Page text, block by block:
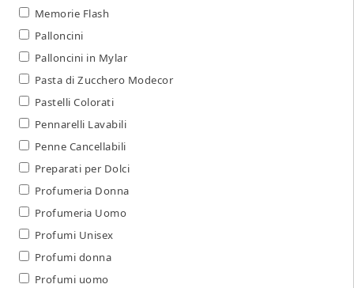
Memorie Flash
Palloncini
Palloncini in Mylar
Pasta di Zucchero Modecor
Pastelli Colorati
Pennarelli Lavabili
Penne Cancellabili
Preparati per Dolci
Profumeria Donna
Profumeria Uomo
Profumi Unisex
Profumi donna
Profumi uomo